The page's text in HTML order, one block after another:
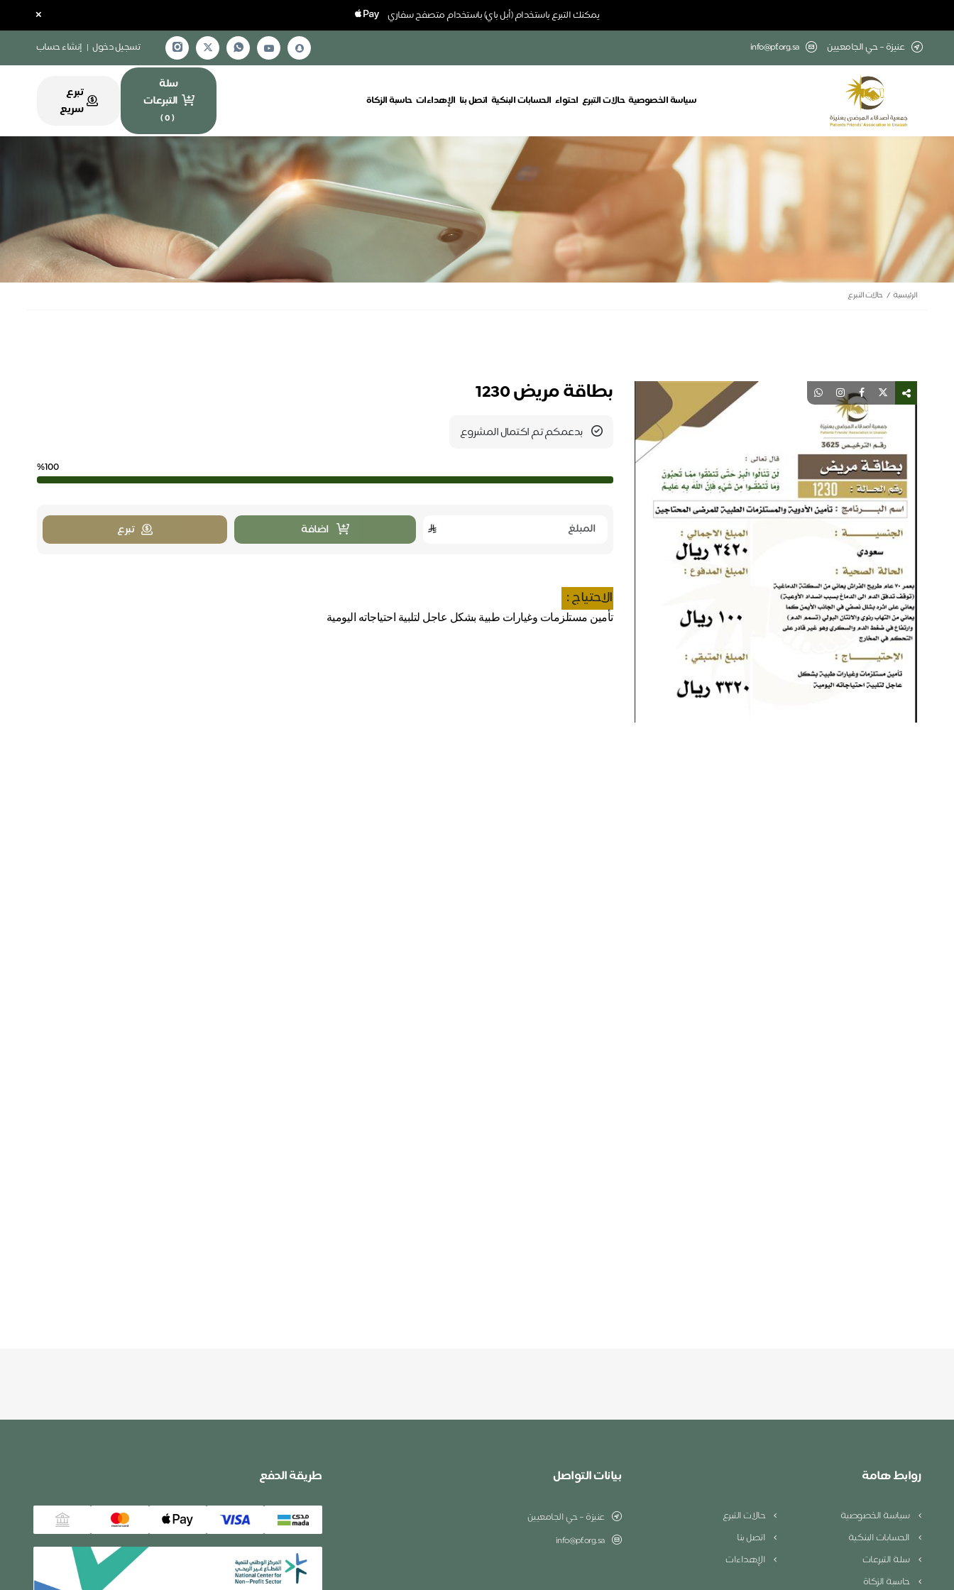
يمكنك التبرع باستخدام (أبل باي) باستخدام متصفح سفاري ×
عنيزة – حي الجامعيين info@pf.org.sa تسجيل دخول | إنشاء حساب
سياسة الخصوصية حالات التبرع احتواء الحسابات البنكية اتصل بنا الإهداءات حاسبة الزكاة
سلة
التبرعات
(
0
)
تبرع
سريع
الرئيسية حالات التبرع
بطاقة مريض 1230
بدعمكم تم اكتمال المشروع
%100
اضافة تبرع
الاحتياج :
تأمين مستلزمات وغيارات طبية بشكل عاجل لتلبية احتياجاته اليومية
روابط هامة
سياسة الخصوصية
حالات التبرع
الحسابات البنكية
اتصل بنا
سلة التبرعات
الإهداءات
حاسبة الزكاة
بيانات التواصل
عنيزة – حي الجامعيين
info@pf.org.sa
طريقة الدفع